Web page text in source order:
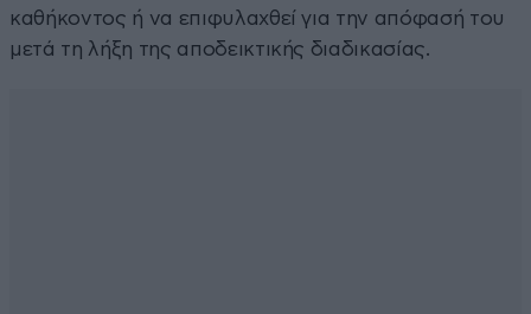
καθήκοντος ή να επιφυλαχθεί για την απόφασή του
μετά τη λήξη της αποδεικτικής διαδικασίας.